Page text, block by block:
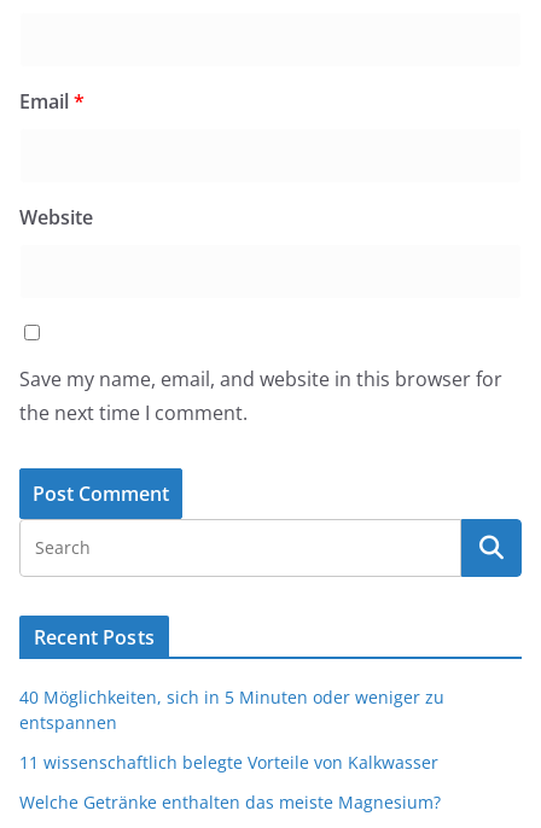
Email*
Website
Save my name, email, and website in this browser for
the next time I comment.
Recent Posts
40 Möglichkeiten, sich in 5 Minuten oder weniger zu
entspannen
11 wissenschaftlich belegte Vorteile von Kalkwasser
Welche Getränke enthalten das meiste Magnesium?